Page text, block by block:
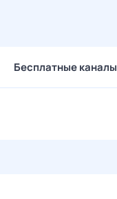
Бесплатные каналы